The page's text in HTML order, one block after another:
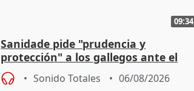
09:34
Sanidade pide "prudencia y
protección" a los gallegos ante el
eclipse del 12 de agosto
Sonido Totales 06/08/2026